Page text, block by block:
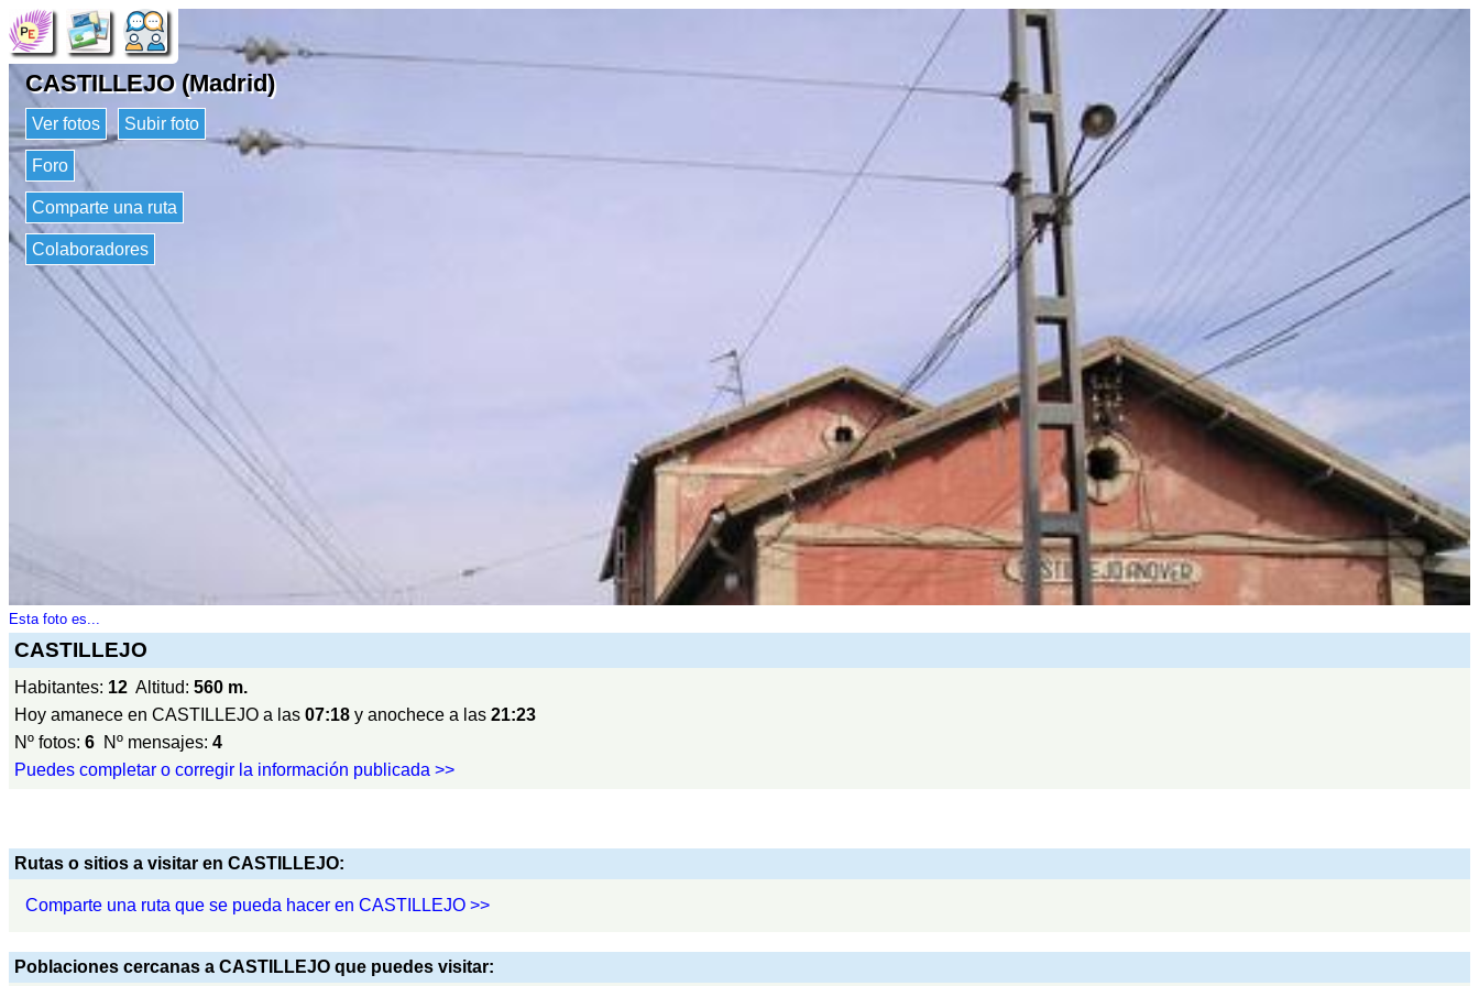
CASTILLEJO (Madrid)
Ver fotos Subir foto
Foro
Comparte una ruta
Colaboradores
Esta foto es...
CASTILLEJO
Habitantes: 12 Altitud: 560 m.
Hoy amanece en CASTILLEJO a las 07:18 y anochece a las 21:23
Nº fotos: 6 Nº mensajes: 4
Puedes completar o corregir la información publicada >>
Rutas o sitios a visitar en CASTILLEJO:
Comparte una ruta que se pueda hacer en CASTILLEJO >>
Poblaciones cercanas a CASTILLEJO que puedes visitar: